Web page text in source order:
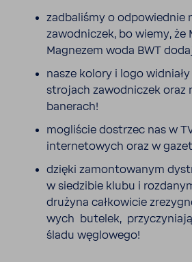
zadba­liśmy o odpo­wiednie
zawod­ni­czek, bo wiemy, że
Magnezem woda BWT
nasze kolory i logo
stro­jach zawod­ni­czek oraz
bane­rach!
mogli­ście dostrzec nas w
inter­ne­to­wych oraz w
dzięki zamon­to­wanym
w siedzibie klubu i
drużyna całko­wicie
wych butelek,
śladu węglo­wego!